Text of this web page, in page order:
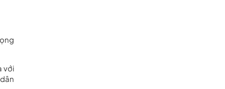
với